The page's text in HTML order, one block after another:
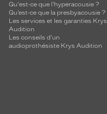
Qu'est-ce que l'hyperacousie ?
Qu’est-ce que la presbyacousie ?
Les services et les garanties Krys
Audition
Les conseils d'un
audioprothésiste Krys Audition